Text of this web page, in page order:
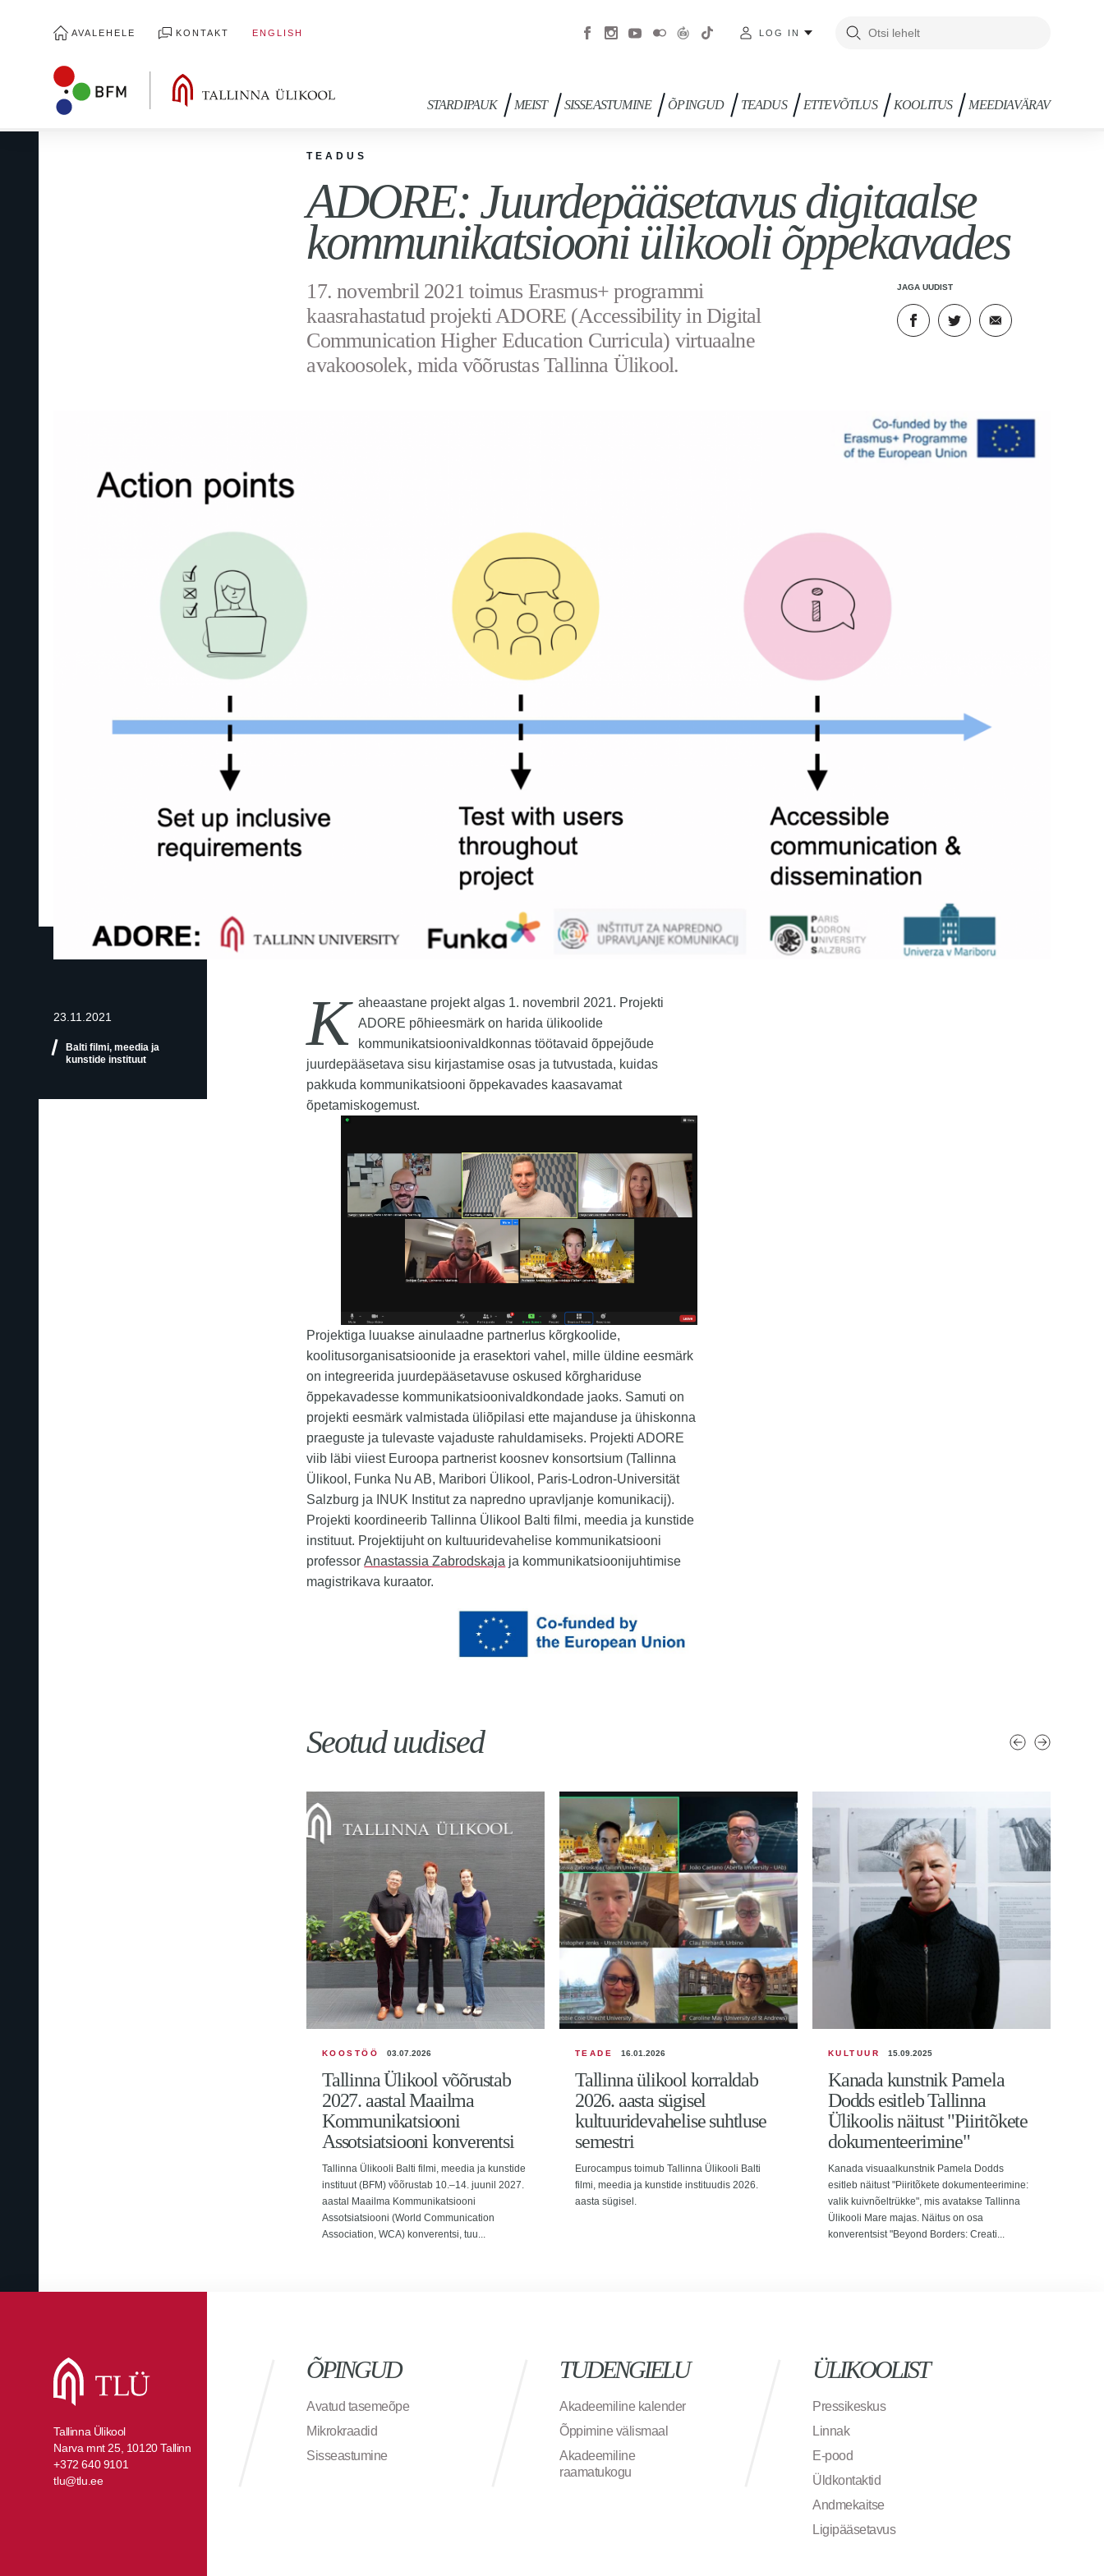
AVALEHELE KONTAKT ENGLISH LOG IN
STARDIPAUK MEIST SISSEASTUMINE ÕPINGUD TEADUS ETTEVÕTLUS KOOLITUS MEEDIAVÄRAV
TEADUS
ADORE: Juurdepääsetavus digitaalse
kommunikatsiooni ülikooli õppekavades
17. novembril 2021 toimus Erasmus+ programmi
kaasrahastatud projekti ADORE (Accessibility in Digital
Communication Higher Education Curricula) virtuaalne
avakoosolek, mida võõrustas Tallinna Ülikool.
JAGA UUDIST
23.11.2021
Balti filmi, meedia ja
kunstide instituut
K
aheaastane projekt algas 1. novembril 2021. Projekti
ADORE põhieesmärk on harida ülikoolide
kommunikatsioonivaldkonnas töötavaid õppejõude
juurdepääsetava sisu kirjastamise osas ja tutvustada, kuidas
pakkuda kommunikatsiooni õppekavades kaasavamat
õpetamiskogemust.
Projektiga luuakse ainulaadne partnerlus kõrgkoolide,
koolitusorganisatsioonide ja erasektori vahel, mille üldine eesmärk
on integreerida juurdepääsetavuse oskused kõrghariduse
õppekavadesse kommunikatsioonivaldkondade jaoks. Samuti on
projekti eesmärk valmistada üliõpilasi ette majanduse ja ühiskonna
praeguste ja tulevaste vajaduste rahuldamiseks. Projekti ADORE
viib läbi viiest Euroopa partnerist koosnev konsortsium (Tallinna
Ülikool, Funka Nu AB, Maribori Ülikool, Paris-Lodron-Universität
Salzburg ja INUK Institut za napredno upravljanje komunikacij).
Projekti koordineerib Tallinna Ülikool Balti filmi, meedia ja kunstide
instituut. Projektijuht on kultuuridevahelise kommunikatsiooni
professorAnastassia Zabrodskaja ja kommunikatsioonijuhtimise
magistrikava kuraator.
Seotud uudised
KOOSTÖÖ 03.07.2026
Tallinna Ülikool võõrustab
2027. aastal Maailma
Kommunikatsiooni
Assotsiatsiooni konverentsi
Tallinna Ülikooli Balti filmi, meedia ja kunstide
instituut (BFM) võõrustab 10.–14. juunil 2027.
aastal Maailma Kommunikatsiooni
Assotsiatsiooni (World Communication
Association, WCA) konverentsi, tuu...
TEADE 16.01.2026
Tallinna ülikool korraldab
2026. aasta sügisel
kultuuridevahelise suhtluse
semestri
Eurocampus toimub Tallinna Ülikooli Balti
filmi, meedia ja kunstide instituudis 2026.
aasta sügisel.
KULTUUR 15.09.2025
Kanada kunstnik Pamela
Dodds esitleb Tallinna
Ülikoolis näitust "Piiritõkete
dokumenteerimine"
Kanada visuaalkunstnik Pamela Dodds
esitleb näitust "Piiritõkete dokumenteerimine:
valik kuivnõeltrükke", mis avatakse Tallinna
Ülikooli Mare majas. Näitus on osa
konverentsist "Beyond Borders: Creati...
Tallinna Ülikool
Narva mnt 25, 10120 Tallinn
+372 640 9101
tlu@tlu.ee
ÕPINGUD
Avatud tasemeõpe
Mikrokraadid
Sisseastumine
TUDENGIELU
Akadeemiline kalender
Õppimine välismaal
Akadeemiline
raamatukogu
ÜLIKOOLIST
Pressikeskus
Linnak
E-pood
Üldkontaktid
Andmekaitse
Ligipääsetavus